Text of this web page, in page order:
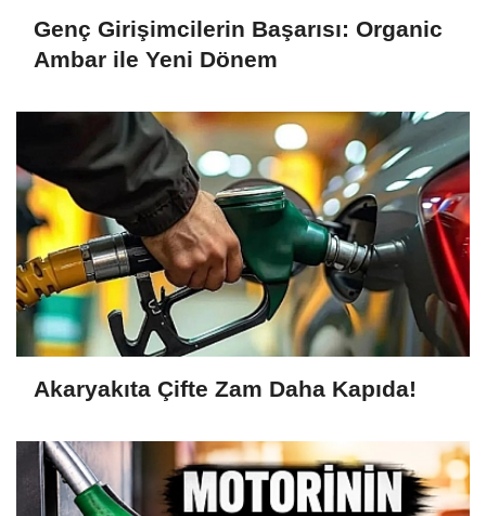
Genç Girişimcilerin Başarısı: Organic
Ambar ile Yeni Dönem
Akaryakıta Çifte Zam Daha Kapıda!